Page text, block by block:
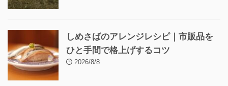
しめさばのアレンジレシピ｜市販品を
ひと手間で格上げするコツ
2026/8/8